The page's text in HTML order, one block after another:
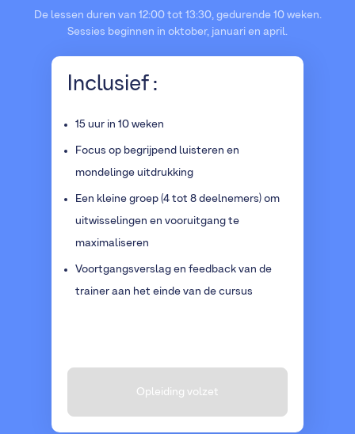
De lessen duren van 12:00 tot 13:30, gedurende 10 weken.
Sessies beginnen in oktober, januari en april.
Inclusief :
15 uur in 10 weken
Focus op begrijpend luisteren en
mondelinge uitdrukking
Een kleine groep (4 tot 8 deelnemers) om
uitwisselingen en vooruitgang te
maximaliseren
Voortgangsverslag en feedback van de
trainer aan het einde van de cursus
Opleiding volzet